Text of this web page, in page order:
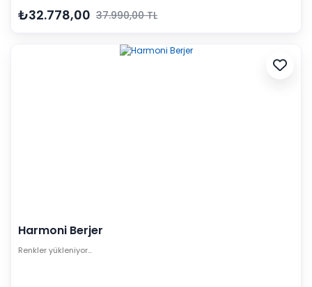
₺32.778,00 37.990,00 TL
Harmoni Berjer
Renkler yükleniyor…